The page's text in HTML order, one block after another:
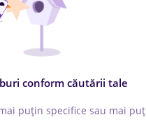
conform căutării tale
puțin specifice sau mai